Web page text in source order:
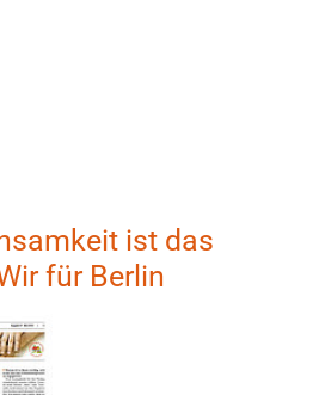
ist das
für Berlin